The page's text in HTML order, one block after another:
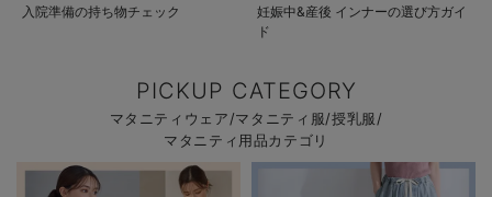
入院準備の持ち物チェック
妊娠中&産後 インナーの選び方ガイ
ド
PICKUP CATEGORY
マタニティウェア/マタニティ服/授乳服/
マタニティ用品カテゴリ